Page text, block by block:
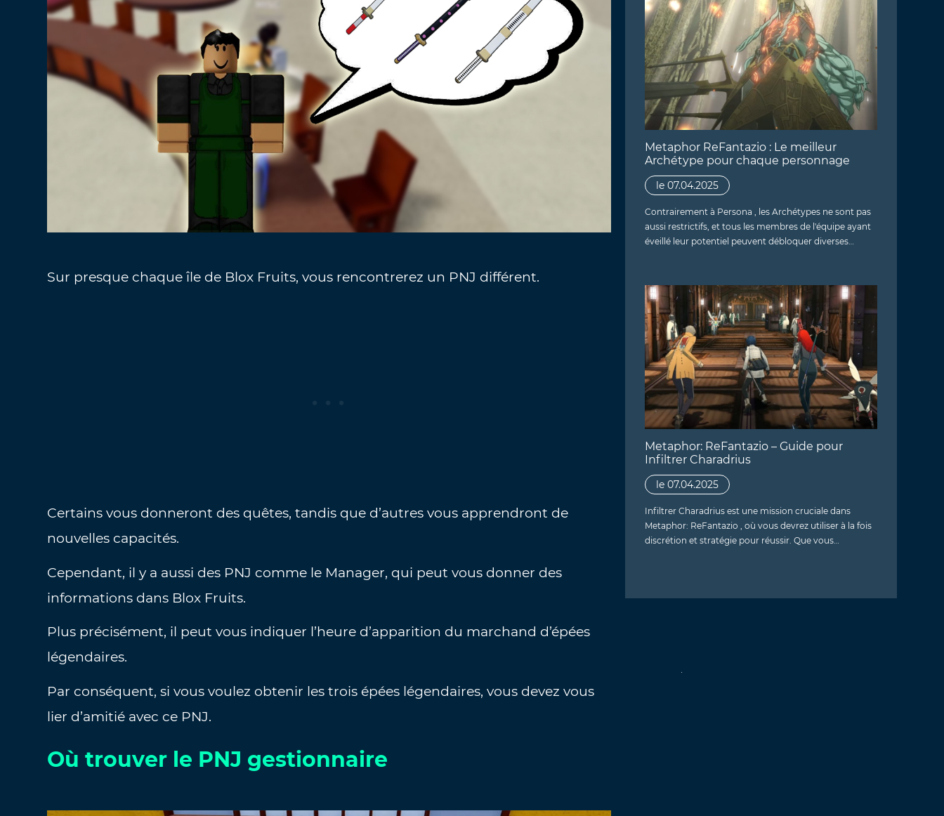
Sur presque chaque île de Blox Fruits, vous rencontrerez un PNJ différent.
Certains vous donneront des quêtes, tandis que d’autres vous apprendront de
nouvelles capacités.
Cependant, il y a aussi des PNJ comme le Manager, qui peut vous donner des
informations dans Blox Fruits.
Plus précisément, il peut vous indiquer l’heure d’apparition du marchand d’épées
légendaires.
Par conséquent, si vous voulez obtenir les trois épées légendaires, vous devez vous
lier d’amitié avec ce PNJ.
Où trouver le PNJ gestionnaire
Metaphor ReFantazio : Le meilleur
Archétype pour chaque personnage
le 07.04.2025
Contrairement à Persona , les Archétypes ne sont pas
aussi restrictifs, et tous les membres de l'équipe ayant
éveillé leur potentiel peuvent débloquer diverses…
Metaphor: ReFantazio – Guide pour
Infiltrer Charadrius
le 07.04.2025
Infiltrer Charadrius est une mission cruciale dans
Metaphor: ReFantazio , où vous devrez utiliser à la fois
discrétion et stratégie pour réussir. Que vous…